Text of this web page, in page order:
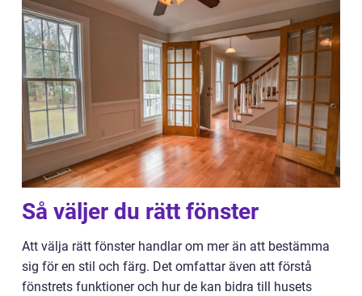
Så väljer du rätt fönster
Att välja rätt fönster handlar om mer än att bestämma
sig för en stil och färg. Det omfattar även att förstå
fönstrets funktioner och hur de kan bidra till husets